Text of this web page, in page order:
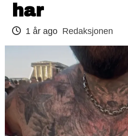
har
1 år ago Redaksjonen